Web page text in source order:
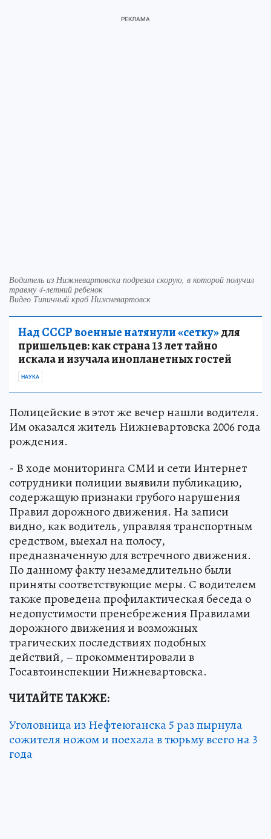
Водитель из Нижневартовска подрезал скорую, в которой получил
травму 4-летний ребенок
Видео Типичный краб Нижневартовск
Над СССР военные натянули «сетку»
пришельцев: как страна 13 лет тайно
искала и изучала инопланетных гостей
Им оказался житель Нижневартовска 2006 года
рождения.
- В ходе мониторинга СМИ и сети Интернет
сотрудники полиции выявили публикацию,
содержащую признаки грубого нарушения
Правил дорожного движения. На записи
видно, как водитель, управляя транспортным
средством, выехал на полосу,
предназначенную для встречного движения.
По данному факту незамедлительно были
приняты соответствующие меры. С водителем
также проведена профилактическая беседа о
недопустимости пренебрежения Правилами
дорожного движения и возможных
трагических последствиях подобных
действий, – прокомментировали в
Госавтоинспекции Нижневартовска.
ЧИТАЙТЕ ТАКЖЕ: